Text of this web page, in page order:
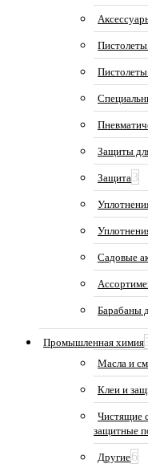
Пистолеты
Пистолеты
Защиты
Защита3
Садовые
Барабаны
Промышленная химия
Масла и
Клеи и
Чистящие
защитные
Другие6